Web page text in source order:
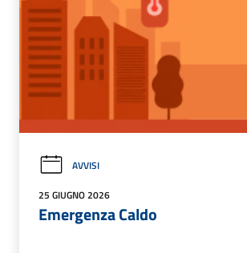
AVVISI
25 GIUGNO 2026
Emergenza Caldo